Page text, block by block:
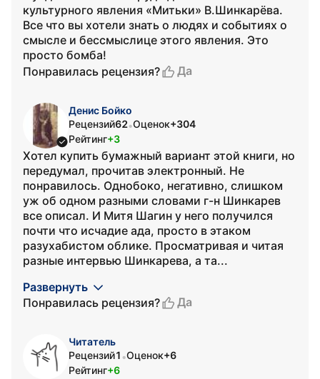
культурного явления «Митьки» В.Шинкарёва.
Все что вы хотели знать о людях и событиях о
смысле и бессмыслице этого явления. Это
просто бомба!
Понравилась рецензия?
Да
Денис Бойко
Рецензий62•Оценок+304
Рейтинг+3
Хотел купить бумажный вариант этой книги, но
передумал, прочитав электронный. Не
понравилось. Однобоко, негативно, слишком
уж об одном разными словами г-н Шинкарев
все описал. И Митя Шагин у него получился
почти что исчадие ада, просто в этаком
разухабистом облике. Просматривая и читая
разные интервью Шинкарева, а та...
Развернуть
Понравилась рецензия?
Да
Читатель
Рецензий1 •Оценок+6
Рейтинг+6